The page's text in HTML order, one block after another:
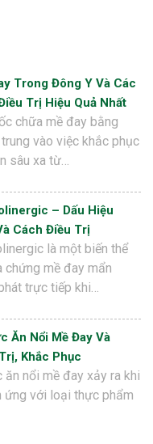
Trong Đông Y Và Các
Trị Hiệu Quả Nhất
chữa mề đay bằng
vào việc khắc phục
sâu xa từ…
– Dấu Hiệu
Cách Điều Trị
là một biến thể
chứng mề đay mẩn
trực tiếp khi…
Ăn Nổi Mề Đay Và
Khắc Phục
ăn nổi mề đay xảy ra khi
ứng với loại thực phẩm